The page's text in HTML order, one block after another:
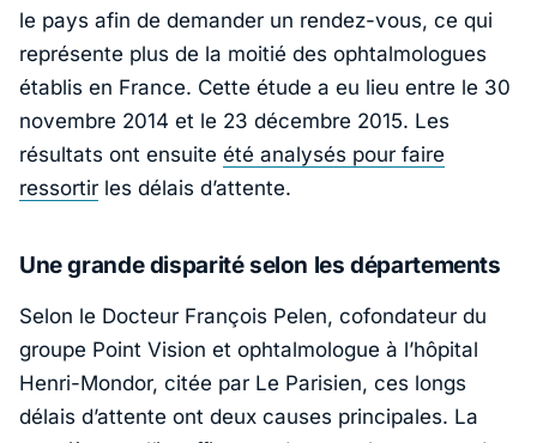
le pays afin de demander un rendez-vous, ce qui
représente plus de la moitié des ophtalmologues
établis en France. Cette étude a eu lieu entre le 30
novembre 2014 et le 23 décembre 2015. Les
résultats ont ensuite été analysés pour faire
ressortir les délais d’attente.
Une grande disparité selon les départements
Selon le Docteur François Pelen, cofondateur du
groupe Point Vision et ophtalmologue à l’hôpital
Henri-Mondor, citée par Le Parisien, ces longs
délais d’attente ont deux causes principales. La